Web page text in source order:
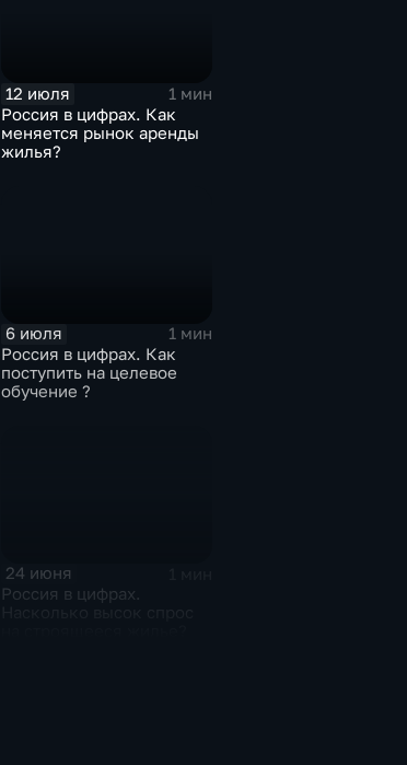
12 июля
1 мин
Россия в цифрах. Как
меняется рынок аренды
жилья?
6 июля
1 мин
Россия в цифрах. Как
поступить на целевое
обучение ?
24 июня
Россия в цифрах.